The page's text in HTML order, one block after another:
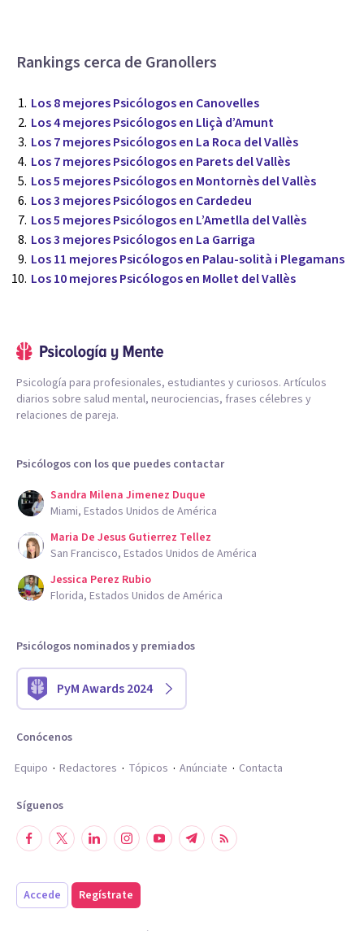
Rankings cerca de Granollers
Los 8 mejores Psicólogos en Canovelles
Los 4 mejores Psicólogos en Lliçà d’Amunt
Los 7 mejores Psicólogos en La Roca del Vallès
Los 7 mejores Psicólogos en Parets del Vallès
Los 5 mejores Psicólogos en Montornès del Vallès
Los 3 mejores Psicólogos en Cardedeu
Los 5 mejores Psicólogos en L’Ametlla del Vallès
Los 3 mejores Psicólogos en La Garriga
Los 11 mejores Psicólogos en Palau-solità i Plegamans
Los 10 mejores Psicólogos en Mollet del Vallès
Psicología para profesionales, estudiantes y curiosos. Artículos
diarios sobre salud mental, neurociencias, frases célebres y
relaciones de pareja.
Psicólogos con los que puedes contactar
Sandra Milena Jimenez Duque
Miami, Estados Unidos de América
Maria De Jesus Gutierrez Tellez
San Francisco, Estados Unidos de América
Jessica Perez Rubio
Florida, Estados Unidos de América
Psicólogos nominados y premiados
PyM Awards 2024
Conócenos
Equipo
Redactores Tópicos Anúnciate Contacta
Síguenos
Accede Regístrate